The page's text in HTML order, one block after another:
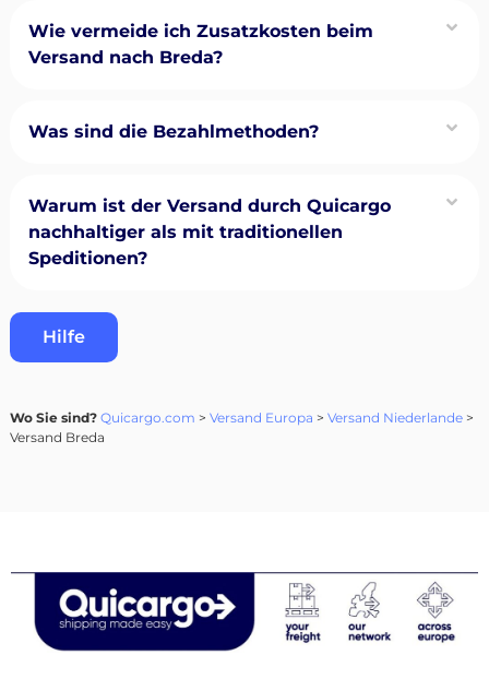
Wie vermeide ich Zusatzkosten beim
Versand nach Breda?
Was sind die Bezahlmethoden?
Warum ist der Versand durch Quicargo
nachhaltiger als mit traditionellen
Speditionen?
Hilfe
Wo Sie sind? Quicargo.com > Versand Europa > Versand Niederlande>
Versand Breda